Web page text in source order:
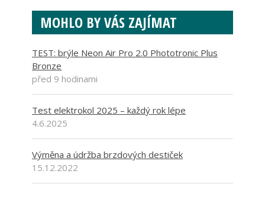
MOHLO BY VÁS ZAJÍMAT
TEST: brýle Neon Air Pro 2.0 Phototronic Plus
Bronze
před 9 hodinami
Test elektrokol 2025 – každý rok lépe
4.6.2025
Výměna a údržba brzdových destiček
15.12.2022